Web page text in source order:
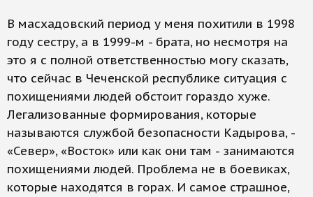
В масхадовский период у меня похитили в 1998
году сестру, а в 1999-м - брата, но несмотря на
это я с полной ответственностью могу сказать,
что сейчас в Чеченской республике ситуация с
похищениями людей обстоит гораздо хуже.
Легализованные формирования, которые
называются службой безопасности Кадырова, -
«Север», «Восток» или как они там - занимаются
похищениями людей. Проблема не в боевиках,
которые находятся в горах. И самое страшное,